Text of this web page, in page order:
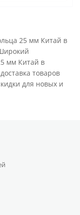
25 мм Китай в
мм Китай в
товаров
для новых и